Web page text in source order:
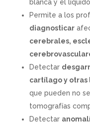
blanca y el
Permite a los
diagnosticar
cerebrales,
Detectar
cartílago y otras
que pueden no
tomografías
Detectar